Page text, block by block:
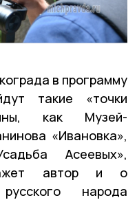
в программу
такие «точки
как Музей-
«Ивановка»,
Асеевых»,
автор и о
народа